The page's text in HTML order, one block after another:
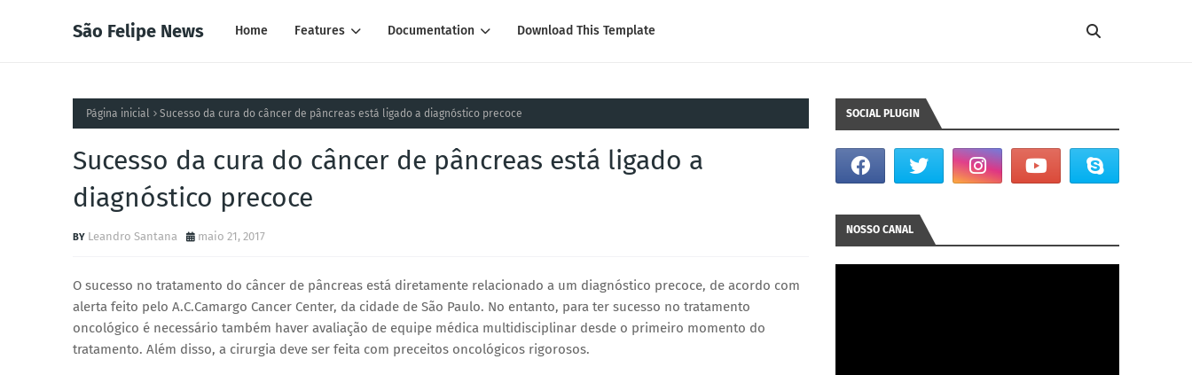
São Felipe News Home Features Documentation Download This Template
Página inicial Sucesso da cura do câncer de pâncreas está ligado a diagnóstico precoce
Sucesso da cura do câncer de pâncreas está ligado a
diagnóstico precoce
Leandro Santana maio 21, 2017
O sucesso no tratamento do câncer de pâncreas está diretamente relacionado a um diagnóstico precoce, de acordo com
alerta feito pelo A.C.Camargo Cancer Center, da cidade de São Paulo. No entanto, para ter sucesso no tratamento
oncológico é necessário também haver avaliação de equipe médica multidisciplinar desde o primeiro momento do
tratamento. Além disso, a cirurgia deve ser feita com preceitos oncológicos rigorosos.
SOCIAL PLUGIN
NOSSO CANAL